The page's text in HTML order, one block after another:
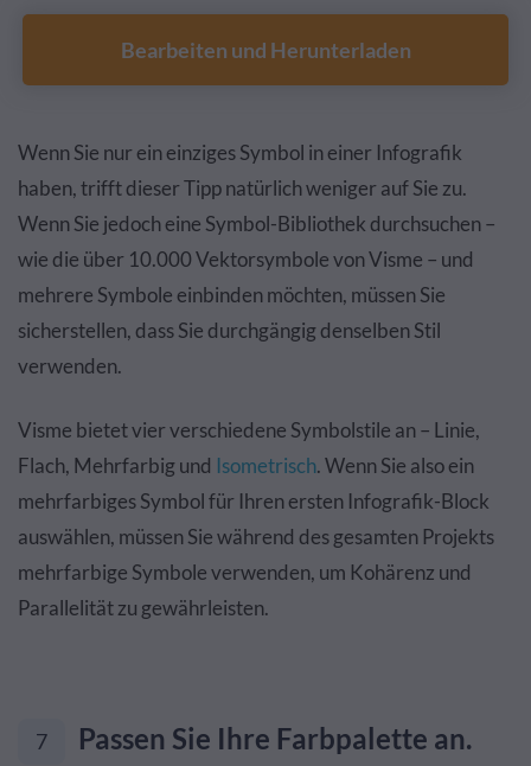
Bearbeiten und Herunterladen
Wenn Sie nur ein einziges Symbol in einer Infografik
haben, trifft dieser Tipp natürlich weniger auf Sie zu.
Wenn Sie jedoch eine Symbol-Bibliothek durchsuchen –
wie die über 10.000 Vektorsymbole von Visme – und
mehrere Symbole einbinden möchten, müssen Sie
sicherstellen, dass Sie durchgängig denselben Stil
verwenden.
Visme bietet vier verschiedene Symbolstile an – Linie,
Flach, Mehrfarbig und Isometrisch. Wenn Sie also ein
mehrfarbiges Symbol für Ihren ersten Infografik-Block
auswählen, müssen Sie während des gesamten Projekts
mehrfarbige Symbole verwenden, um Kohärenz und
Parallelität zu gewährleisten.
7 Passen Sie Ihre Farbpalette an.